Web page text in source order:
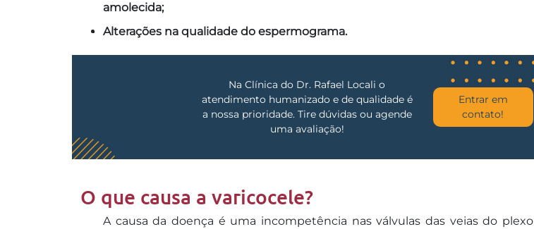
amolecida;
Alterações na qualidade do espermograma.
Na Clínica do Dr. Rafael Locali o
atendimento humanizado e de qualidade é
a nossa prioridade. Tire dúvidas ou agende
uma avaliação!
Entrar em
contato!
O que causa a varicocele?
A causa da doença é uma incompetência nas válvulas das veias do plexo